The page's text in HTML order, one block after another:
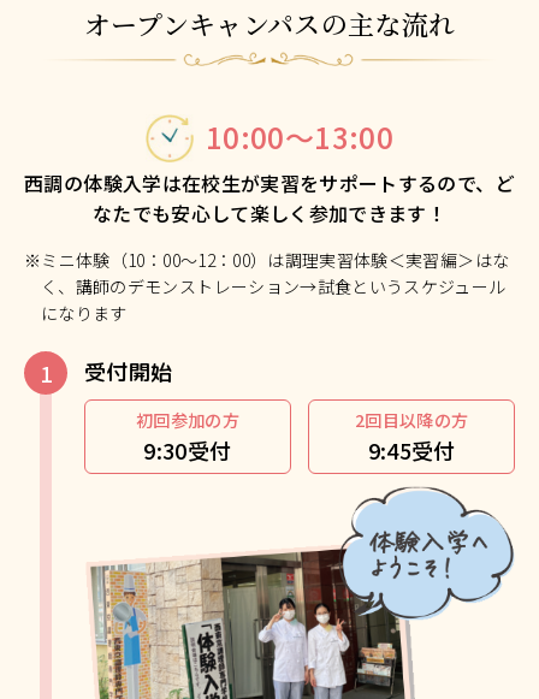
オープンキャンパスの主な流れ
10:00～13:00
西調の体験入学は在校生が実習をサポートするので、ど
なたでも安心して楽しく参加できます！
※ミニ体験（10：00～12：00）は調理実習体験＜実習編＞はな
く、講師のデモンストレーション→試食というスケジュール
になります
受付開始
初回参加の方
9:30受付
2回目以降の方
9:45受付